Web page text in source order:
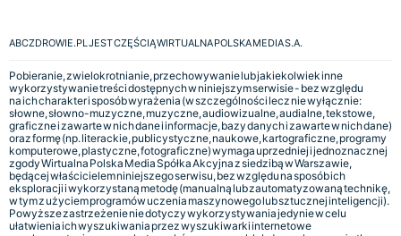
ABCZDROWIE.PL JEST CZĘŚCIĄ WIRTUALNA POLSKA MEDIA S.A.
Pobieranie, zwielokrotnianie, przechowywanie lub jakiekolwiek inne
wykorzystywanie treści dostępnych w niniejszym serwisie - bez względu
na ich charakter i sposób wyrażenia (w szczególności lecz nie wyłącznie:
słowne, słowno-muzyczne, muzyczne, audiowizualne, audialne, tekstowe,
graficzne i zawarte w nich dane i informacje, bazy danych i zawarte w nich dane)
oraz formę (np. literackie, publicystyczne, naukowe, kartograficzne, programy
komputerowe, plastyczne, fotograficzne) wymaga uprzedniej i jednoznacznej
zgody Wirtualna Polska Media Spółka Akcyjna z siedzibą w Warszawie,
będącej właścicielem niniejszego serwisu, bez względu na sposób ich
eksploracji i wykorzystaną metodę (manualną lub zautomatyzowaną technikę,
w tym z użyciem programów uczenia maszynowego lub sztucznej inteligencji).
Powyższe zastrzeżenie nie dotyczy wykorzystywania jedynie w celu
ułatwienia ich wyszukiwania przez wyszukiwarki internetowe